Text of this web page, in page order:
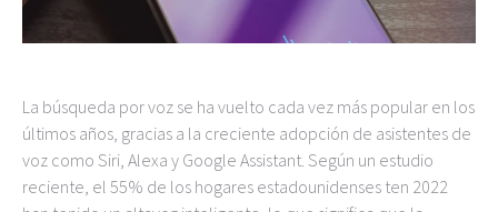
La búsqueda por voz se ha vuelto cada vez más popular en los
últimos años, gracias a la creciente adopción de asistentes de
voz como Siri, Alexa y Google Assistant. Según un estudio
reciente, el 55% de los hogares estadounidenses ten 2022